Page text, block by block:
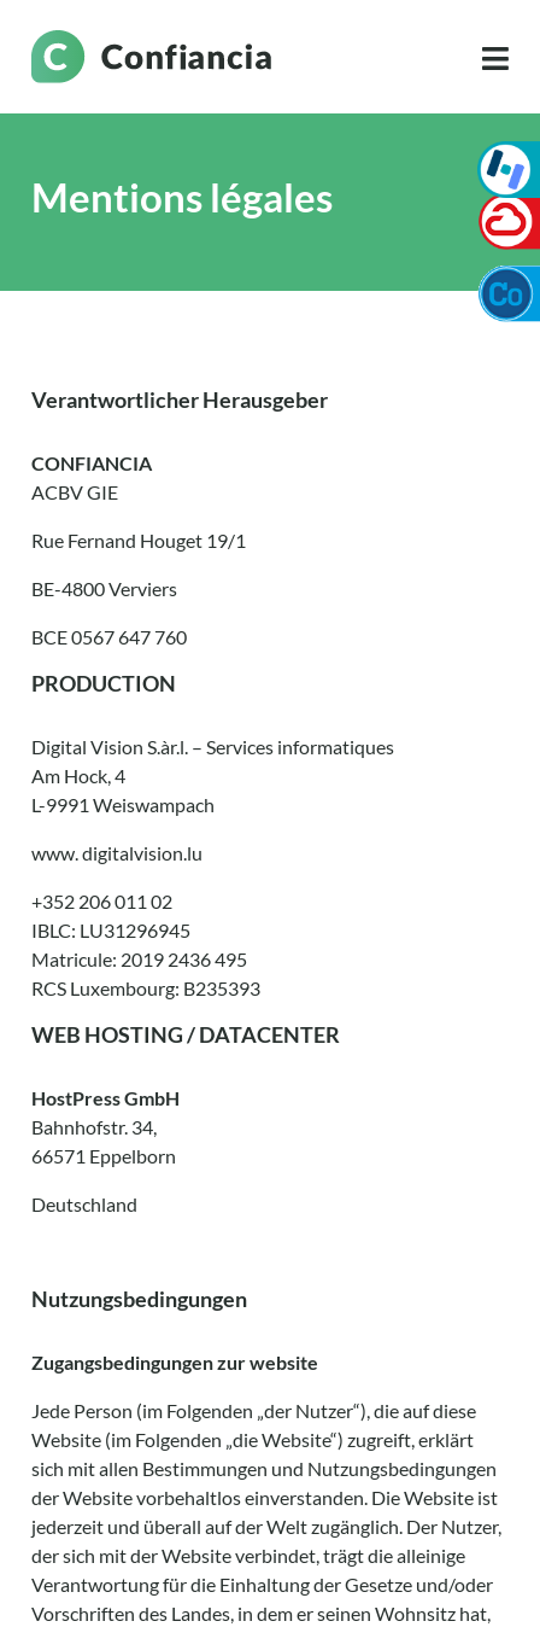
Mentions légales
Verantwortlicher Herausgeber
CONFIANCIA
ACBV GIE
Rue Fernand Houget 19/1
BE-4800 Verviers
BCE 0567 647 760
PRODUCTION
Digital Vision S.àr.l. – Services informatiques
Am Hock, 4
L-9991 Weiswampach
www. digitalvision.lu
+352 206 011 02
IBLC: LU31296945
Matricule: 2019 2436 495
RCS Luxembourg: B235393
WEB HOSTING / DATACENTER
HostPress GmbH
Bahnhofstr. 34,
66571 Eppelborn
Deutschland
Nutzungsbedingungen
Zugangsbedingungen zur website
Jede Person (im Folgenden „der Nutzer“), die auf diese
Website (im Folgenden „die Website“) zugreift, erklärt
sich mit allen Bestimmungen und Nutzungsbedingungen
der Website vorbehaltlos einverstanden. Die Website ist
jederzeit und überall auf der Welt zugänglich. Der Nutzer,
der sich mit der Website verbindet, trägt die alleinige
Verantwortung für die Einhaltung der Gesetze und/oder
Vorschriften des Landes, in dem er seinen Wohnsitz hat,